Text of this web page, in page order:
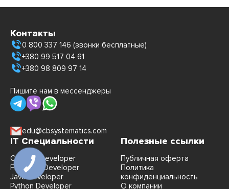
Контакты
0 800 337 146 (звонки бесплатные)
+380 99 517 04 61
+380 98 809 97 14
Пишите нам в мессенджеры
edu@cbsystematics.com
IT Специальности
C#/.NET Developer
FrontEnd Developer
Java Developer
Python Developer
Полезные ссылки
Публичная оферта
Политика
конфиденциальность
О компании